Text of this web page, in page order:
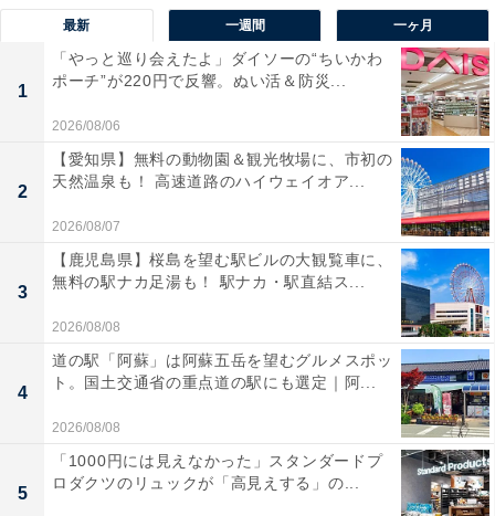
最新 一週間 一ヶ月
1
「やっと巡り会えたよ」ダイソーの“ちいかわ
ポーチ”が220円で反響。ぬい活＆防災...
2026/08/06
2
【愛知県】無料の動物園＆観光牧場に、市初の
天然温泉も！ 高速道路のハイウェイオア...
2026/08/07
3
【鹿児島県】桜島を望む駅ビルの大観覧車に、
無料の駅ナカ足湯も！ 駅ナカ・駅直結ス...
2026/08/08
4
道の駅「阿蘇」は阿蘇五岳を望むグルメスポッ
ト。国土交通省の重点道の駅にも選定｜阿...
2026/08/08
5
「1000円には見えなかった」スタンダードプ
ロダクツのリュックが「高見えする」の...